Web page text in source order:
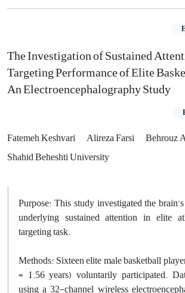
The Investigation of Sustained
Targeting Performance of Elite
An Electroencephalography Study
Fatemeh Keshvari Alireza Farsi
Behrouz
Shahid Beheshti University
Purpose: This study investigated the
underlying sustained attention in elite
targeting task.
Methods: Sixteen elite male basketball
= 1.56 years) voluntarily participated.
using a 32-channel wireless